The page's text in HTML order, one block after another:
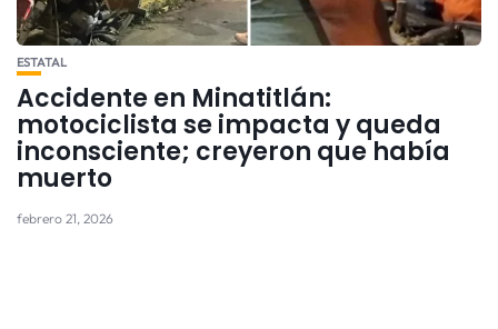
ESTATAL
Accidente en Minatitlán:
motociclista se impacta y queda
inconsciente; creyeron que había
muerto
febrero 21, 2026